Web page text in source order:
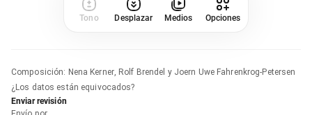
Tono Desplazar Medios Opciones
Composición: Nena Kerner, Rolf Brendel y Joern Uwe Fahrenkrog-Petersen
¿Los datos están equivocados?
Enviar revisión